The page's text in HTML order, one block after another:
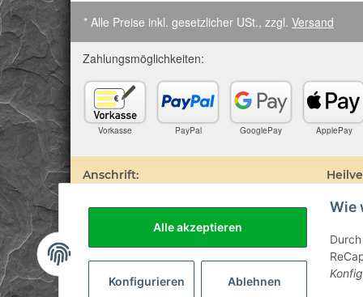
Alle akzeptieren
Konfigurieren Ablehnen
Wie
* Alle Preise inkl. gesetzlicher USt., zzgl. Versand
Zahlungsmöglichkeiten:
Vorkasse PayPal GooglePay ApplePay
Anschrift:
SteinZeitOase
Frau Karin Philippin
D-75391 Gechingen
sind.